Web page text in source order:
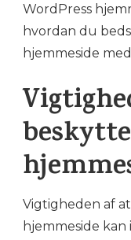
WordPress
hvordan du
hjemmeside
Vigtigheden af
hjemmeside